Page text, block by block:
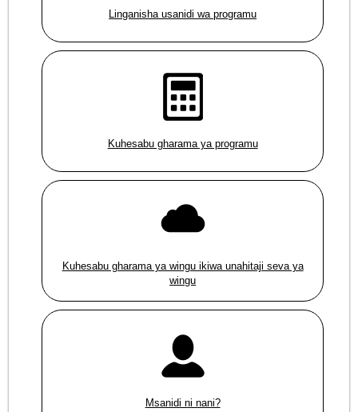
Linganisha usanidi wa programu
Kuhesabu gharama ya programu
Kuhesabu gharama ya wingu ikiwa unahitaji seva ya
wingu
Msanidi ni nani?